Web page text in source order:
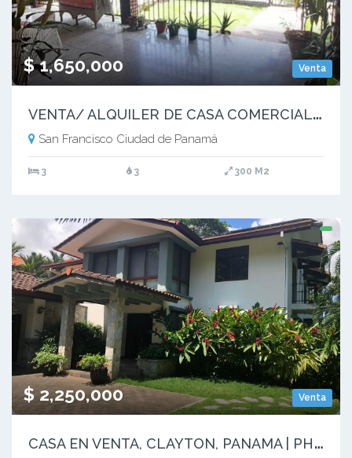
Venta
$ 1,650,000
V
ENTA/ ALQUILER DE CASA COMERCIAL EN SAN FRANCISCO (8)
San Francisco Ciudad de Panamá
3 3 300 M2
Venta
$ 2,250,000
C
ASA EN VENTA, CLAYTON, PANAMA | PH CAMINO DE CRUCES - RM